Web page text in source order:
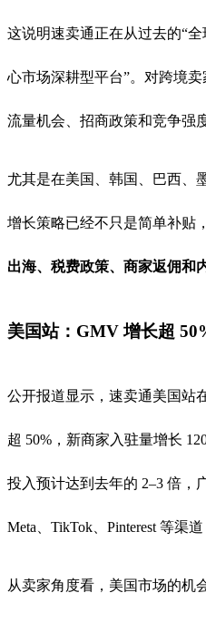
这说明速卖通正在从过去的“
心市场深耕型平台”。对跨境
流量机会、招商政策和竞争强
尤其是在美国、韩国、巴西、
增长策略已经不只是简单补贴
出海、税费政策、商家返佣和
美国站：GMV 增长超
公开报道显示，速卖通美国站
超 50%，新商家入驻量增长
投入预计达到去年的 2–3 倍，
Meta、TikTok、Pinterest 等渠
从卖家角度看，美国市场的机